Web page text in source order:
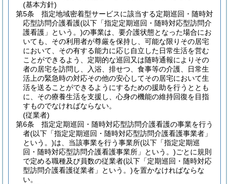
(基本方針)
第5条
指定地域密着型サービスに該当する定期巡回・随時対
応型訪問介護看護(以下「指定定期巡回・随時対応型訪問介
護看護」という。)の事業は、要介護状態となった場合にお
いても、その利用者が尊厳を保持し、可能な限りその居宅
において、その有する能力に応じ自立した日常生活を営む
ことができるよう、定期的な巡回又は随時通報によりその
者の居宅を訪問し、入浴、排せつ、食事等の介護、日常生
活上の緊急時の対応その他の安心してその居宅において生
活を送ることができるようにするための援助を行うととも
に、その療養生活を支援し、心身の機能の維持回復を目指
すものでなければならない。
(従業者)
第6条
指定定期巡回・随時対応型訪問介護看護の事業を行う
者(以下「指定定期巡回・随時対応型訪問介護看護事業者」
という。)は、当該事業を行う事業所(以下「指定定期巡
回・随時対応型訪問介護看護事業所」という。)ごとに規則
で定める職種及び員数の従業者(以下「定期巡回・随時対応
型訪問介護看護従業者」という。)を置かなければならな
い。